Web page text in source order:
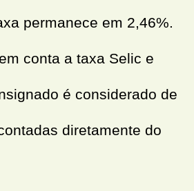
permanece em 2,46%.
conta a taxa Selic e
é considerado de
diretamente do